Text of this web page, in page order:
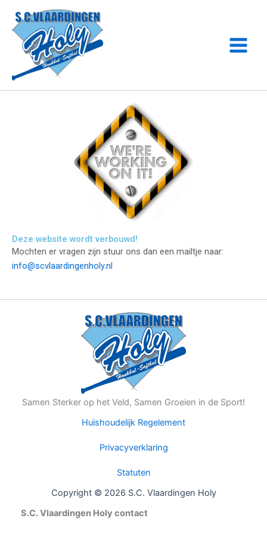
naar
inhoud
Deze website wordt verbouwd!
Mochten er vragen zijn stuur ons dan een mailtje naar:
info@scvlaardingenholy.nl
Samen Sterker op het Veld, Samen Groeien in de Sport!
Huishoudelijk Regelement
Privacyverklaring
Statuten
Copyright © 2026 S.C. Vlaardingen Holy
S.C. Vlaardingen Holy contact